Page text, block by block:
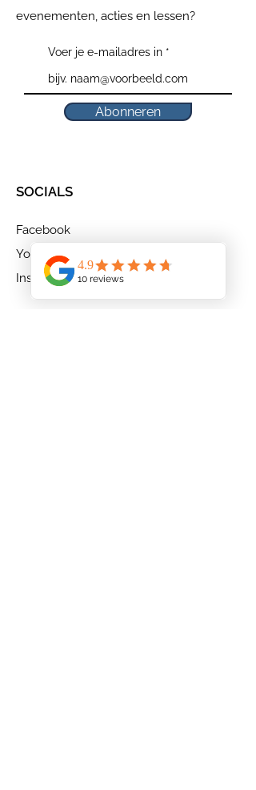
evenementen, acties en lessen?
Voer je e-mailadres in
Abonneren
SOCIALS
Facebook
Youtube
Instagram